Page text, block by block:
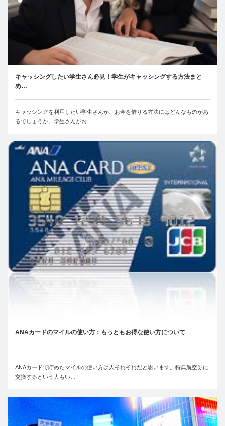
キャッシングしたい学生さん必見！学生がキャッシングする方法まと
め…
キャッシングを利用したい学生さんが、お金を借りる方法にはどんなものがあ
るでしょうか。学生さんがお…
ANAカードのマイルの使い方：もっともお得な使い方について
ANAカードで貯めたマイルの使い方は人それぞれだと思います。特典航空券に
交換するという人もい…